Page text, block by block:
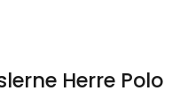
Herre Polo